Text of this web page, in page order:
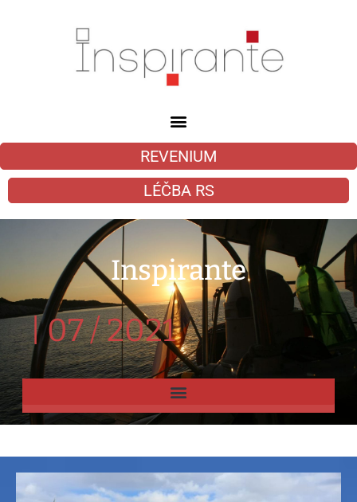
REVENIUM
LÉČBA RS
Inspirante
|07 / 2021